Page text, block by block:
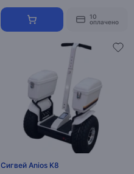
10
оплачено
Сигвей Anios K8